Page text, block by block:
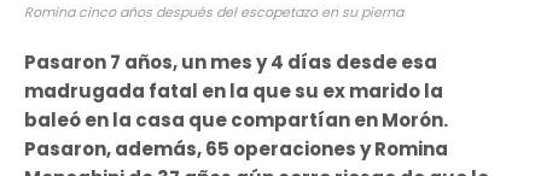
Romina cinco años después del escopetazo en su pierna
Pasaron 7 años, un mes y 4 días desde esa
madrugada fatal en la que su ex marido la
baleó en la casa que compartían en Morón.
Pasaron, además, 65 operaciones y Romina